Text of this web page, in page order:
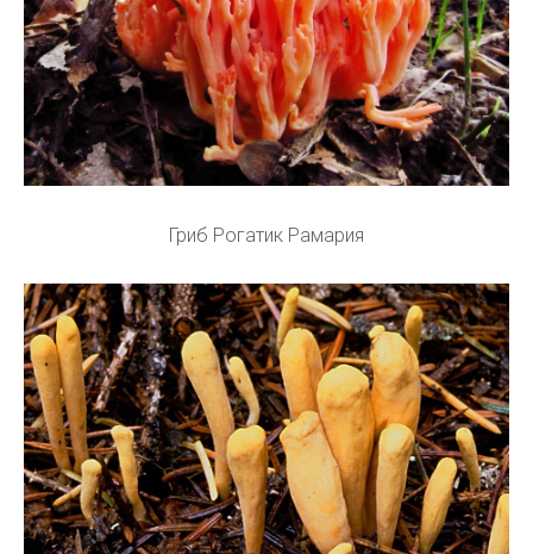
Гриб Рогатик Рамария